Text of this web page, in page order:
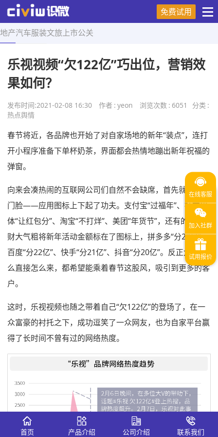
免费试用
地产汽车服装文旅 上市公关
首页 > 热点舆情 > 正文
乐视视频“欠122亿”巧出位，营销效
果如何？
发布时间:2021-02-08 16:30 作者 : yeon 浏览次数 : 6051 分类 :
热点舆情
春节将近，各品牌也开始了对自家场地的新年“装点”，连打
开小程序准备下单杯奶茶，界面都会热情地蹦出新年祝福的
弹窗。
向来会凑热闹的互联网公司们自然不会缺席，首先就在自家
门脸——应用图标上下起了功夫。支付宝“过福年”、社交媒
体“让红包分”、淘宝“不打烊”、美团“年货节”，还有的直接
财大气粗将新年活动金额标在了图标上，拼多多“分28亿”、
百度“分22亿”、快手“分21亿”、抖音“分20亿”。反正大家怎
么直接怎么来，都希望能乘着春节这股风，吸引到更多的客
户。
这时，乐视视频也随之带着自己“欠122亿”的登场了，在一
众富豪的衬托之下，成功逗笑了一众网友，也为自家平台赢
得了长时间不曾有过的网络热度。
首页 产品介绍 公司介绍 联系我们